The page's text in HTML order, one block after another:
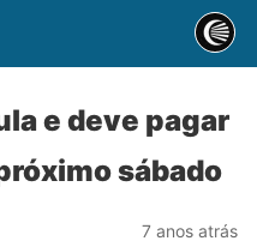
e deve pagar
sábado
7 anos atrás